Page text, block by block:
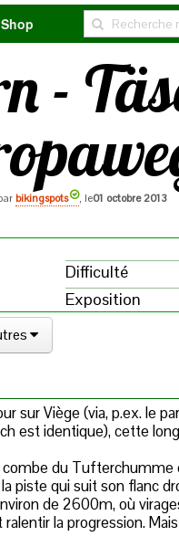
Shop
-
bikingspots , le01 octobre 2013
Difficulté
Exposition
sur Viège (via, p.ex. le
est identique), cette
combe du
piste qui suit son flanc
de 2600m, où
la progression.